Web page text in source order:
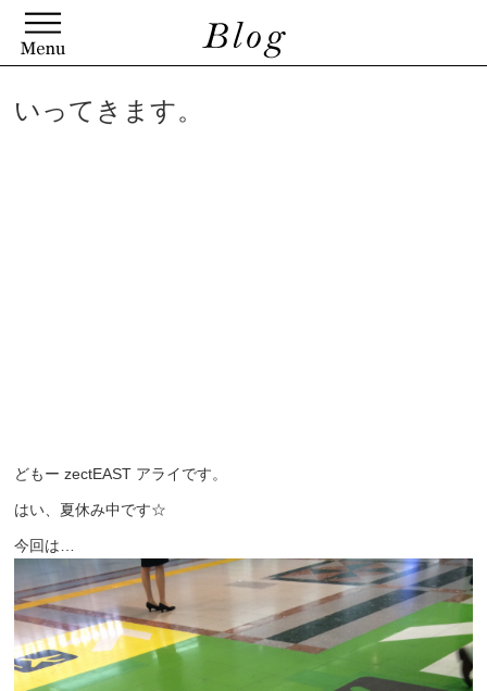
いってきます。
どもー zectEAST アライです。
はい、夏休み中です☆
今回は…